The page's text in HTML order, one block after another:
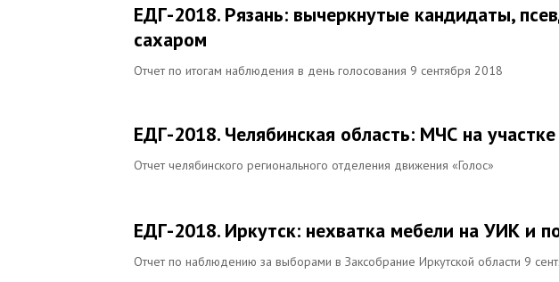
ЕДГ-2018. Рязань: вычеркнутые кандидаты,
сахаром
Отчет по итогам наблюдения в день голосования 9 сентября 2018
ЕДГ-2018. Челябинская область: МЧС на
Отчет челябинского регионального отделения движения «Голос»
ЕДГ-2018. Иркутск: нехватка мебели на УИК и
Отчет по наблюдению за выборами в Заксобрание Иркутской области 9